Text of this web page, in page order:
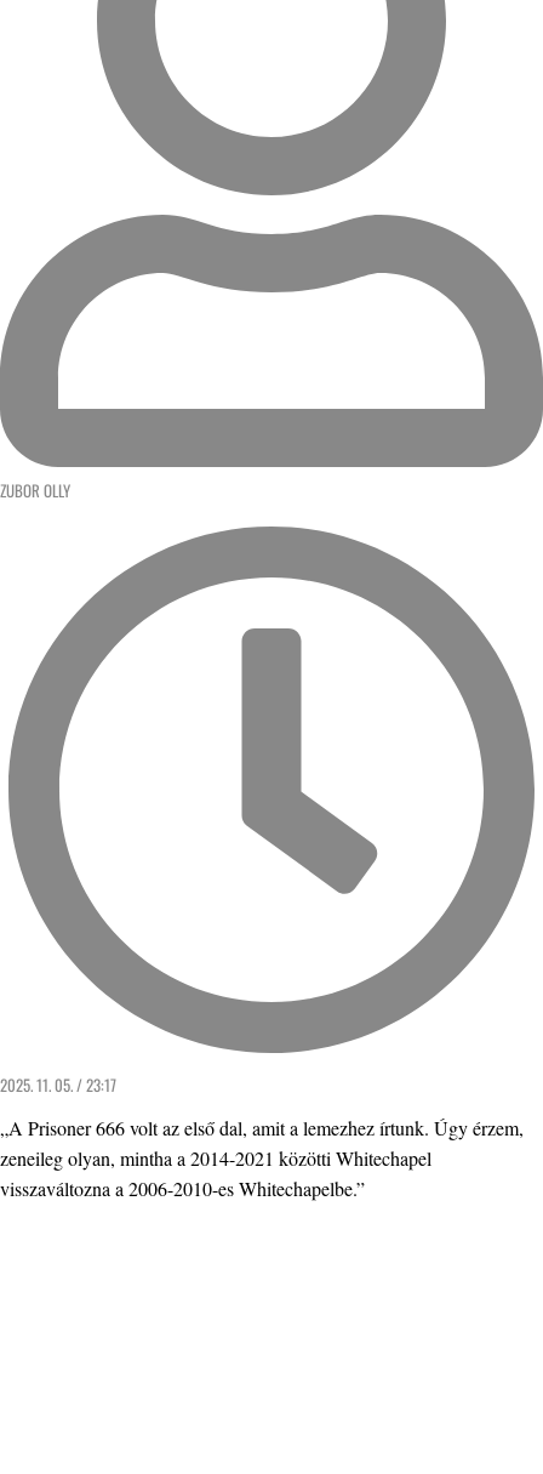
ZUBOR OLLY
2025. 11. 05. / 23:17
„A Prisoner 666 volt az első dal, amit a lemezhez írtunk. Úgy érzem,
zeneileg olyan, mintha a 2014-2021 közötti Whitechapel
visszaváltozna a 2006-2010-es Whitechapelbe.”